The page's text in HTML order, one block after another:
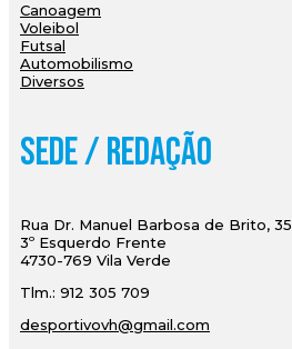
Canoagem
Voleibol
Futsal
Automobilismo
Diversos
Sede / Redação
Rua Dr. Manuel Barbosa de Brito, 35
3º Esquerdo Frente
4730-769 Vila Verde
Tlm.: 912 305 709
desportivovh@gmail.com